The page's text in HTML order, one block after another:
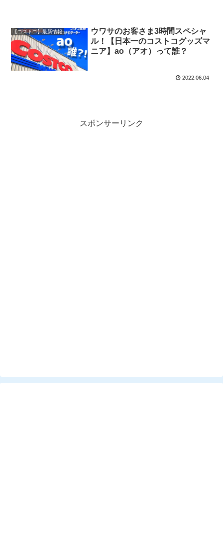
【コストコ】最新情報
ウワサのお客さま3時間スペシャ
ル！【日本一のコストコグッズマ
ニア】ao（アオ）って誰？
2022.06.04
スポンサーリンク